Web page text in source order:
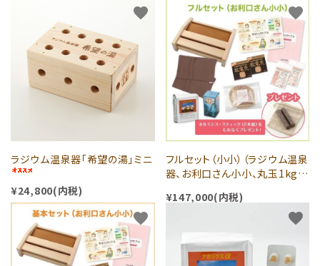
ラジウム温泉器「希望の湯」ミニ
¥24,800(内税)
favorite
フルセット（小小）（ラジウム温泉
器、お利口さん小小、丸玉1kg、
α、エラブパワー）ホルミシスステ
ィック2本とクッションプレゼント
¥147,000(内税)
favorite
favorite favorite